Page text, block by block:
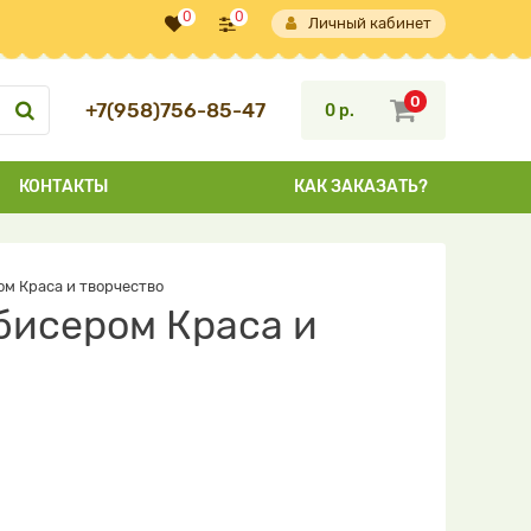
0 0 Личный кабинет
+7(958)756-85-47 0
0 р.
КОНТАКТЫ КАК ЗАКАЗАТЬ?
Краса и творчество
Краса и